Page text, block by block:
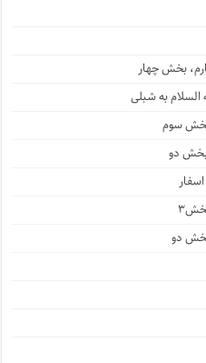
بخش چهار
به شبلی
سوم
دو
دو